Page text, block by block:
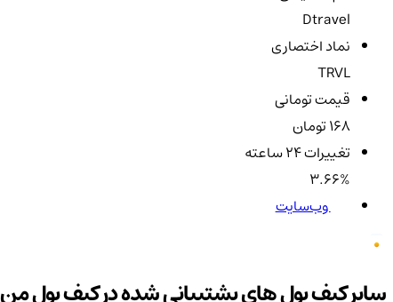
Dtravel
نماد اختصاری
TRVL
قیمت تومانی
168 تومان
تغییرات ۲۴ ساعته
3.66%
وب‌سایت
سایر کیف پول های پشتیبانی شده در کیف پول من